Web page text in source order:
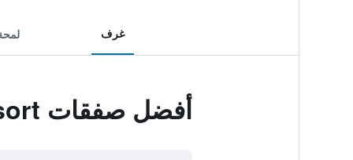
غرف
أفضل صفقات Hibiscus Resort